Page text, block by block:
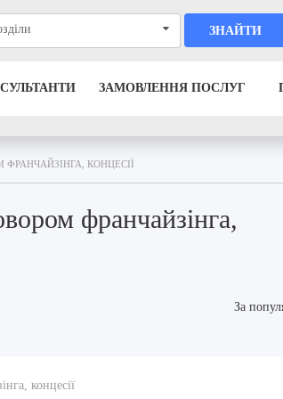
ЗНАЙТИ
ЗАМОВЛЕННЯ ПОСЛУГ
КОНЦЕСІЇ
франчайзінга,
За
концесії